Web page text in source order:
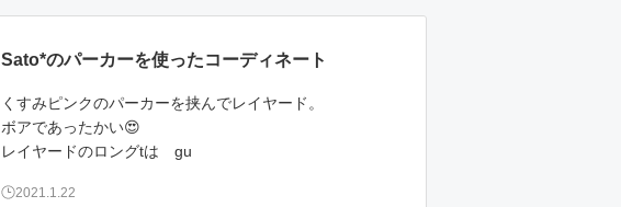
Sato*のパーカーを使ったコーディネート
くすみピンクのパーカーを挟んでレイヤード。
ボアであったかい😍
レイヤードのロングtは gu
2021.1.22